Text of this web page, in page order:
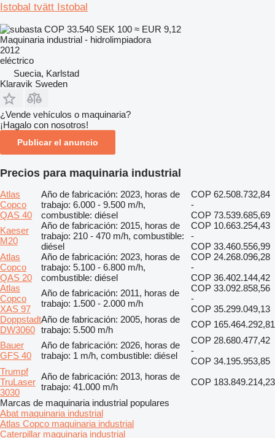
Istobal tvätt Istobal
COP 33.540 SEK 100 ≈ EUR 9,12
Maquinaria industrial - hidrolimpiadora
2012
eléctrico
Suecia, Karlstad
Klaravik Sweden
¿Vende vehículos o maquinaria?
¡Hagalo con nosotros!
Publicar el anuncio
Precios para maquinaria industrial
Atlas
Copco
QAS 40
Año de fabricación: 2023, horas de
trabajo: 6.000 - 9.500 m/h,
combustible: diésel
COP 62.508.732,84
-
COP 73.539.685,69
Kaeser
M20
Año de fabricación: 2015, horas de
trabajo: 210 - 470 m/h, combustible:
diésel
COP 10.663.254,43
-
COP 33.460.556,99
Atlas
Copco
QAS 20
Año de fabricación: 2023, horas de
trabajo: 5.100 - 6.800 m/h,
combustible: diésel
COP 24.268.096,28
-
COP 36.402.144,42
Atlas
Copco
XAS 97
Año de fabricación: 2011, horas de
trabajo: 1.500 - 2.000 m/h
COP 33.092.858,56
-
COP 35.299.049,13
Doppstadt
DW3060
Año de fabricación: 2005, horas de
trabajo: 5.500 m/h
COP 165.464.292,81
Bauer
GFS 40
Año de fabricación: 2026, horas de
trabajo: 1 m/h, combustible: diésel
COP 28.680.477,42
-
COP 34.195.953,85
Trumpf
TruLaser
3030
Año de fabricación: 2013, horas de
trabajo: 41.000 m/h
COP 183.849.214,23
Marcas de maquinaria industrial populares
Abat maquinaria industrial
Atlas Copco maquinaria industrial
Caterpillar maquinaria industrial